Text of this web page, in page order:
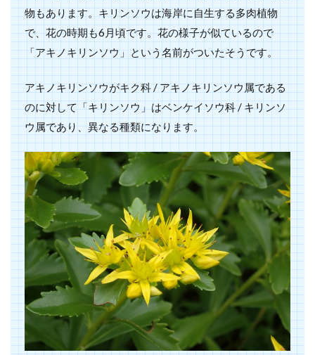
物もあります。キリンソウは海岸に自生する多肉植物
で、花の時期も6月頃です。花の様子が似ているので
「アキノキリンソウ」という名前がついたそうです。
アキノキリンソウがキク科 / アキノキリンソウ属である
のに対して「キリンソウ」はベンケイソウ科 / キリンソ
ウ属であり、異なる種類になります。